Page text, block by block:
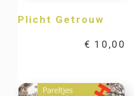
Plicht Getrouw
€ 10,00